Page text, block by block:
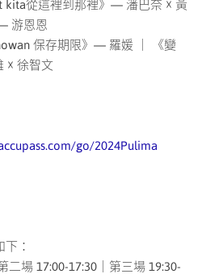
kita從這裡到那裡》— 潘巴奈 ☓ 黃
游恩恩
保存期限》— 羅媛 ｜ 《變
☓ 徐智文
go/2024Pulima
：
場 17:00-17:30｜第三場 19:30-